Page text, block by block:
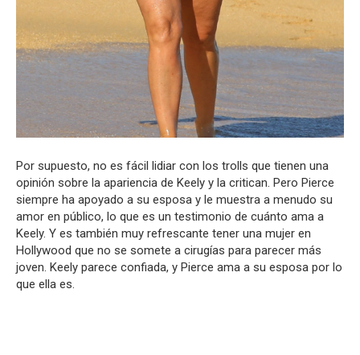
Por supuesto, no es fácil lidiar con los trolls que tienen una
opinión sobre la apariencia de Keely y la critican. Pero Pierce
siempre ha apoyado a su esposa y le muestra a menudo su
amor en público, lo que es un testimonio de cuánto ama a
Keely. Y es también muy refrescante tener una mujer en
Hollywood que no se somete a cirugías para parecer más
joven. Keely parece confiada, y Pierce ama a su esposa por lo
que ella es.